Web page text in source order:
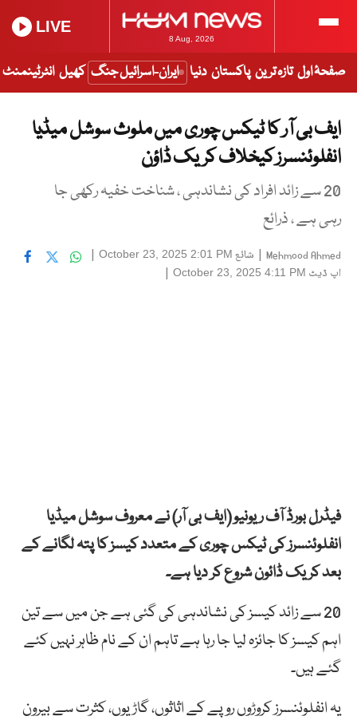
8 Aug, 2026
LIVE
صفحۂ اول تازہ ترین پاکستان دنیا ایران-اسرائیل جنگ کھیل انٹرٹینمنٹ
ایف بی آر کا ٹیکس چوری میں ملوث سوشل میڈیا
انفلوئنسرز کیخلاف کریک ڈاؤن
20 سے زائد افراد کی نشاندہی ، شناخت خفیہ رکھی جا
رہی ہے ، ذرائع
Mehmood Ahmed
| شائع October 23, 2025 2:01 PM
|
اپ ڈیٹ October 23, 2025 4:11 PM
|
فیڈرل بورڈ آف ریونیو (ایف بی آر) نے معروف سوشل میڈیا
انفلوئنسرز کی ٹیکس چوری کے متعدد کیسز کا پتہ لگانے کے
بعد کریک ڈائون شروع کر دیا ہے۔
20 سے زائد کیسز کی نشاندہی کی گئی ہے جن میں سے تین
اہم کیسز کا جائزہ لیا جا رہا ہے تاہم ان کے نام ظاہر نہیں کئے
گئے ہیں۔
یہ انفلوئنسرز کروڑوں روپے کے اثاثوں، گاڑیوں، کثرت سے بیرون